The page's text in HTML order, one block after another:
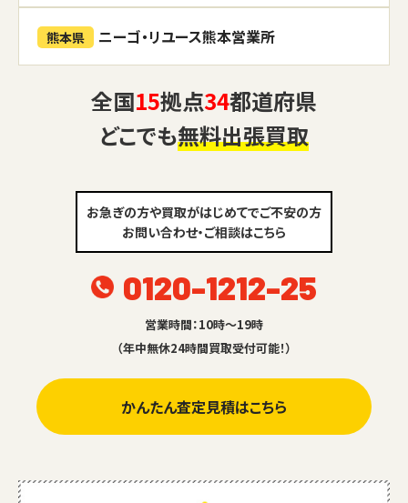
熊本県 ニーゴ・リユース熊本営業所
全国15拠点34都道府県
どこでも無料出張買取
お急ぎの方や買取がはじめてでご不安の方
お問い合わせ・ご相談はこちら
0120-1212-25
営業時間：10時～19時
（年中無休24時間買取受付可能！）
かんたん査定見積はこちら